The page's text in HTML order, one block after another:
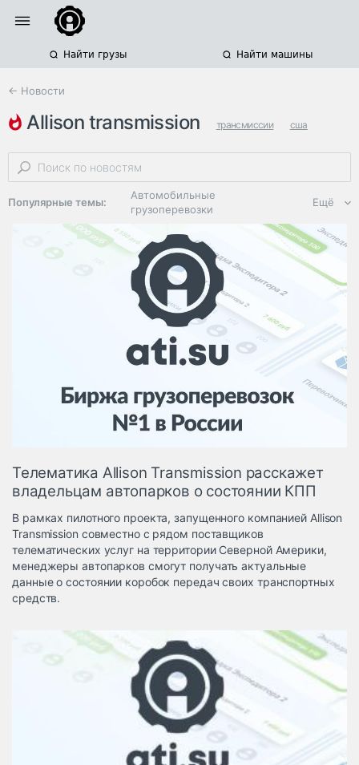
Найти грузы Найти машины
← Новости
allison transmission трансмиссии сша
коробки передач
Популярные темы:
Автомобильные
грузоперевозки
Региональная
логистика
ЭДО, ИТ в
логистике
Дороги,
инфраструктура
Логистика, грузы
Негабаритные и
опасные грузы
Безопасность и
Таможня и ВЭД
грузовые
терминалы
Коммерческий
транспорт
запчасти, шины
Топливо, масла и
автохимия
Дзен
Ещё
Телематика Allison Transmission расскажет
владельцам автопарков о состоянии КПП
В рамках пилотного проекта, запущенного компанией Allison
Transmission совместно с рядом поставщиков
телематических услуг на территории Северной Америки,
менеджеры автопарков смогут получать актуальные
данные о состоянии коробок передач своих транспортных
средств.